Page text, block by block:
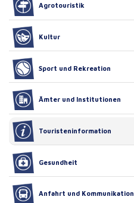
Agrotouristik
Kultur
Sport und Rekreation
Ämter und Institutionen
Touristeninformation
Gesundheit
Anfahrt und Kommunikation